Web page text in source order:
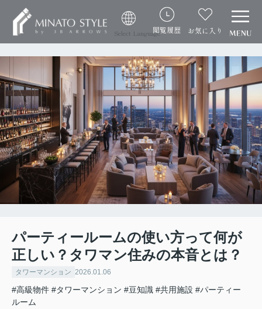
Select Language閲覧履歴 お気に入り
パーティールームの使い方って何が
正しい？タワマン住みの本音とは？
タワーマンション 2026.01.06
#高級物件 #タワーマンション #豆知識 #共用施設 #パーティー
ルーム